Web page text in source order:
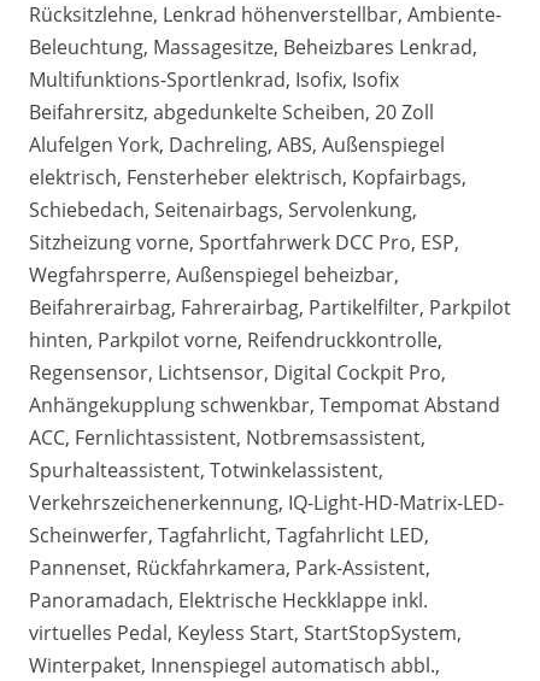
Rücksitzlehne, Lenkrad höhenverstellbar, Ambiente-
Beleuchtung, Massagesitze, Beheizbares Lenkrad,
Multifunktions-Sportlenkrad, Isofix, Isofix
Beifahrersitz, abgedunkelte Scheiben, 20 Zoll
Alufelgen York, Dachreling, ABS, Außenspiegel
elektrisch, Fensterheber elektrisch, Kopfairbags,
Schiebedach, Seitenairbags, Servolenkung,
Sitzheizung vorne, Sportfahrwerk DCC Pro, ESP,
Wegfahrsperre, Außenspiegel beheizbar,
Beifahrerairbag, Fahrerairbag, Partikelfilter, Parkpilot
hinten, Parkpilot vorne, Reifendruckkontrolle,
Regensensor, Lichtsensor, Digital Cockpit Pro,
Anhängekupplung schwenkbar, Tempomat Abstand
ACC, Fernlichtassistent, Notbremsassistent,
Spurhalteassistent, Totwinkelassistent,
Verkehrszeichenerkennung, IQ-Light-HD-Matrix-LED-
Scheinwerfer, Tagfahrlicht, Tagfahrlicht LED,
Pannenset, Rückfahrkamera, Park-Assistent,
Panoramadach, Elektrische Heckklappe inkl.
virtuelles Pedal, Keyless Start, StartStopSystem,
Winterpaket, Innenspiegel automatisch abbl.,